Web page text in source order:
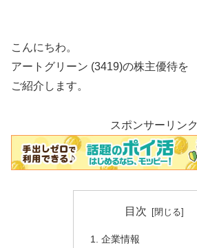
こんにちわ。
アートグリーン (3419)の株主優待を
ご紹介します。
スポンサーリンク
目次
企業情報